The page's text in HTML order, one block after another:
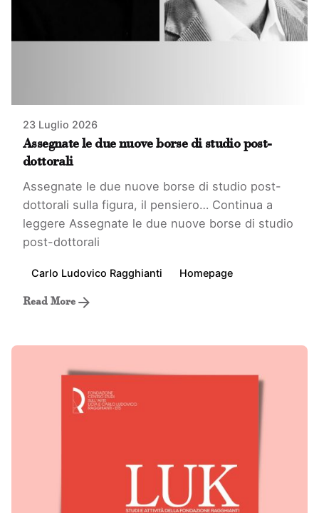
23 Luglio 2026
Assegnate le due nuove borse di studio post-
dottorali
Assegnate le due nuove borse di studio post-
dottorali sulla figura, il pensiero… Continua a
leggere Assegnate le due nuove borse di studio
post-dottorali
Carlo Ludovico Ragghianti Homepage
Read More